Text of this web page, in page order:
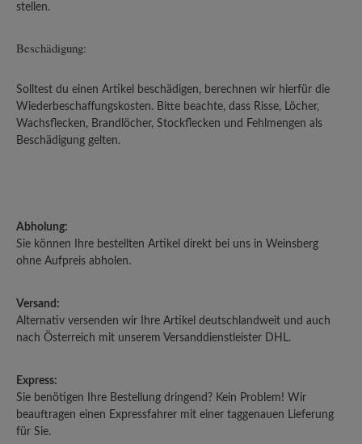
stellen.
Beschädigung:
Solltest du einen Artikel beschädigen, berechnen wir hierfür die
Wiederbeschaffungskosten. Bitte beachte, dass Risse, Löcher,
Wachsflecken, Brandlöcher, Stockflecken und Fehlmengen als
Beschädigung gelten.
Abholung:
Sie können Ihre bestellten Artikel direkt bei uns in Weinsberg
ohne Aufpreis abholen.
Versand:
Alternativ versenden wir Ihre Artikel deutschlandweit und auch
nach Österreich mit unserem Versanddienstleister DHL.
Express:
Sie benötigen Ihre Bestellung dringend? Kein Problem! Wir
beauftragen einen Expressfahrer mit einer taggenauen Lieferung
für Sie.